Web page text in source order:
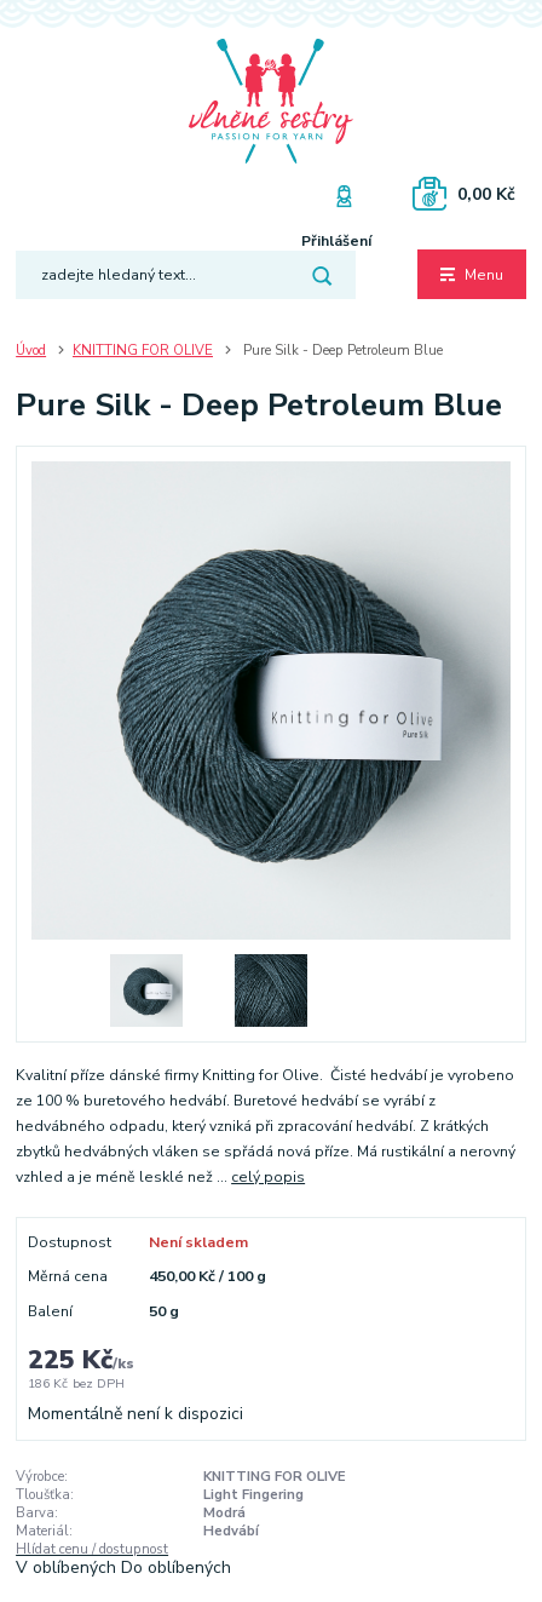
Menu
Přihlášení
0,00 Kč
Úvod KNITTING FOR OLIVE Pure Silk - Deep Petroleum Blue
Pure Silk - Deep Petroleum Blue
Kvalitní příze dánské firmy Knitting for Olive. Čisté hedvábí je vyrobeno
ze 100 % buretového hedvábí. Buretové hedvábí se vyrábí z
hedvábného odpadu, který vzniká při zpracování hedvábí. Z krátkých
zbytků hedvábných vláken se spřádá nová příze. Má rustikální a nerovný
vzhled a je méně lesklé než ... celý popis
Dostupnost
Není skladem
Měrná cena
450,00 Kč / 100 g
Balení
50 g
225 Kč/ks
186 Kč bez DPH
Momentálně není k dispozici
Výrobce:
KNITTING FOR OLIVE
Tloušťka:
Light Fingering
Barva:
Modrá
Materiál:
Hedvábí
Hlídat cenu / dostupnost
V oblíbenýchDo oblíbených